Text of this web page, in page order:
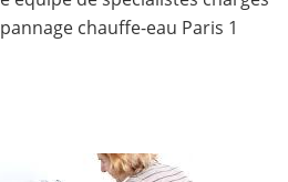
chauffe-eau Paris 1